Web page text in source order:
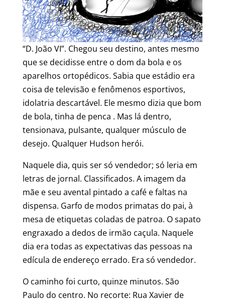
“D. João VI”. Chegou seu destino, antes mesmo
que se decidisse entre o dom da bola e os
aparelhos ortopédicos. Sabia que estádio era
coisa de televisão e fenômenos esportivos,
idolatria descartável. Ele mesmo dizia que bom
de bola, tinha de penca . Mas lá dentro,
tensionava, pulsante, qualquer músculo de
desejo. Qualquer Hudson herói.
Naquele dia, quis ser só vendedor; só leria em
letras de jornal. Classificados. A imagem da
mãe e seu avental pintado a café e faltas na
dispensa. Garfo de modos primatas do pai, à
mesa de etiquetas coladas de patroa. O sapato
engraxado a dedos de irmão caçula. Naquele
dia era todas as expectativas das pessoas na
edícula de endereço errado. Era só vendedor.
O caminho foi curto, quinze minutos. São
Paulo do centro. No recorte: Rua Xavier de